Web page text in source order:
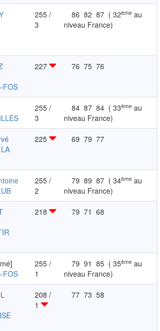
255 /
3
86 82 87 ( 32ème au
niveau France)
FOS
227 76 75 76
255 /
3
84 87 84 ( 33ème au
niveau France)
225 69 79 77
255 /
2
79 89 87 ( 34ème au
niveau France)
218 79 71 68
FOS
255 /
1
79 91 85 ( 35ème au
niveau France)
208 /
1
77 73 58